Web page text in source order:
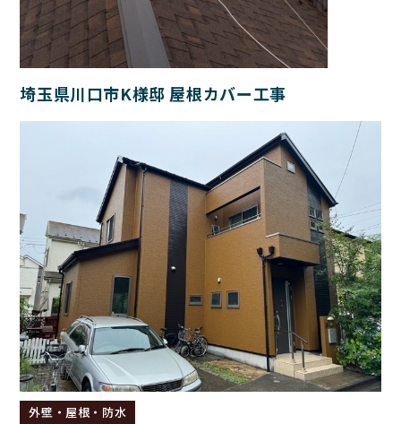
埼玉県川口市K様邸 屋根カバー工事
外壁・屋根・防水